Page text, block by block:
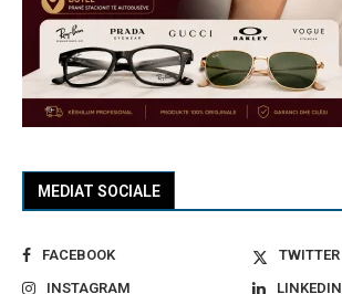
MEDIAT SOCIALE
FACEBOOK
TWITTER
INSTAGRAM
LINKEDIN